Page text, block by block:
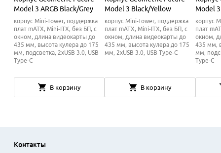
Model 3 ARGB Black/Grey
корпус Mini-Tower, поддержка
плат mATX, Mini-ITX, без БП, с
окном, длина видеокарты до
435 мм, высота кулера до 175
мм, подсветка, 2xUSB 3.0, USB
Type-C
В корзину
Model 3 Black/Yellow
корпус Mini-Tower, поддержка
плат mATX, Mini-ITX, без БП, с
окном, длина видеокарты до
435 мм, высота кулера до 175
мм, 2xUSB 3.0, USB Type-C
В корзину
Model 3
корпус
плат
окном,
435 мм,
мм,
Type-C
Контакты